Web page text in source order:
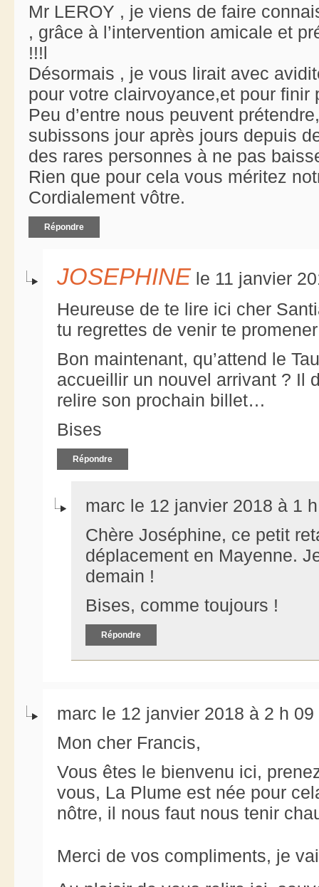
Mr LEROY , je viens de faire
, grâce à l’intervention amicale et
!!!l
Désormais , je vous lirait avec
pour votre clairvoyance,et pour finir
Peu d’entre nous peuvent
subissons jour après jours depuis
des rares personnes à ne pas
Rien que pour cela vous méritez
Cordialement vôtre.
Répondre
JOSEPHINE le 11 janvier
Heureuse de te lire ici cher
tu regrettes de venir te
Bon maintenant, qu’attend le
accueillir un nouvel arrivant ? Il
relire son prochain billet…
Bises
Répondre
marc le 12 janvier 2018 à 1
Chère Joséphine, ce petit
déplacement en Mayenne.
demain !
Bises, comme toujours !
Répondre
marc le 12 janvier 2018 à 2 h 09
Mon cher Francis,
Vous êtes le bienvenu ici,
vous, La Plume est née pour
nôtre, il nous faut nous tenir
Merci de vos compliments, je